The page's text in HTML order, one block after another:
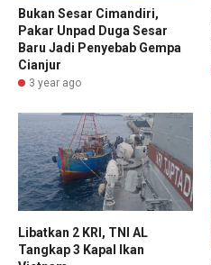
Bukan Sesar Cimandiri,
Pakar Unpad Duga Sesar
Baru Jadi Penyebab Gempa
Cianjur
3 year ago
Libatkan 2 KRI, TNI AL
Tangkap 3 Kapal Ikan